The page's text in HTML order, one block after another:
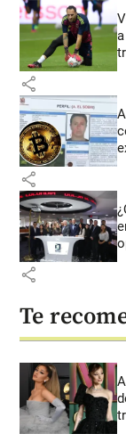
share
share
share
Te